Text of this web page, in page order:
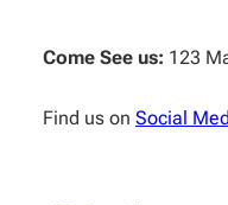
Come See us: 123
Find us on Social